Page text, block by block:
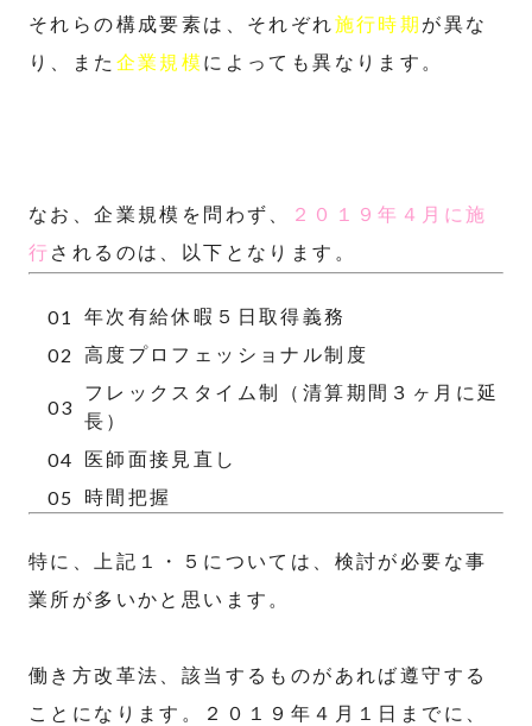
それらの構成要素は、それぞれ施行時期 が異な
り、また 企業規模 によっても異なります。
なお、企業規模を問わず、
２０１９年４月に施
行 されるのは、以下となります。
年次有給休暇５日取得義務
高度プロフェッショナル制度
フレックスタイム制（清算期間３ヶ月に延
長）
医師面接見直し
時間把握
特に、上記１・５については、検討が必要な事
業所が多いかと思います。
働き方改革法、該当するものがあれば遵守する
ことになります。２０１９年４月１日までに、